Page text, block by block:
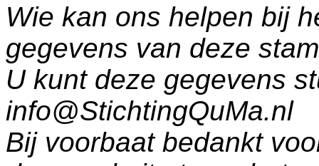
Wie kan ons helpen bij
gegevens van deze
U kunt deze gegevens
info@StichtingQuMa.nl
Bij voorbaat bedankt